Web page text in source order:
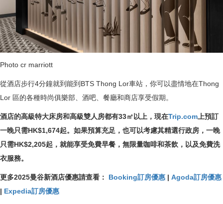
Photo cr marriott
從酒店步行4分鐘就到能到BTS Thong Lor車站，你可以盡情地在Thong
Lor 區的各種時尚俱樂部、酒吧、餐廳和商店享受假期。
酒店的高級特大床房和高級雙人房都有33㎡以上，現在Trip.com 上預訂
一晚只需HK$1,674起。如果預算充足，也可以考慮其精選行政房，一晚
只需HK$2,205起，就能享受免費早餐，無限量咖啡和茶飲，以及免費洗
衣服務。
更多2025曼谷新酒店優惠請查看： Booking訂房優惠 | Agoda訂房優惠
| Expedia訂房優惠